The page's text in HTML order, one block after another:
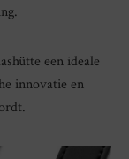
een ideale
innovatie en